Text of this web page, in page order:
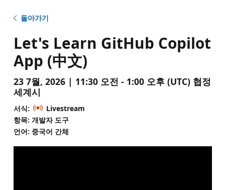
돌아가기
Let's Learn GitHub Copilot
App (中文)
23 7월, 2026 | 11:30 오전 - 1:00 오후 (UTC) 협정
세계시
서식:
Livestream
항목: 개발자 도구
언어: 중국어 간체